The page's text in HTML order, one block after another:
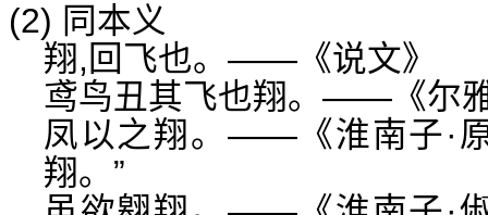
(2) 同本义
翔,回飞也。——《说文》
鸢鸟丑其飞也翔。——《尔
凤以之翔。——《淮南子·
翔。”